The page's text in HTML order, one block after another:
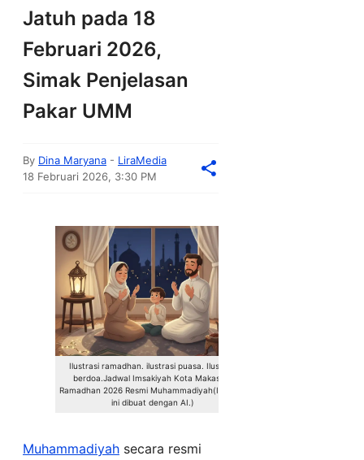
Jatuh pada 18
Februari 2026,
Simak Penjelasan
Pakar UMM
By Dina Maryana - LiraMedia
18 Februari 2026, 3:30 PM
Ilustrasi ramadhan. ilustrasi puasa. Ilustrasi
berdoa.Jadwal Imsakiyah Kota Makassar
Ramadhan 2026 Resmi Muhammadiyah(Ilustrasi
ini dibuat dengan AI.)
Muhammadiyah secara resmi